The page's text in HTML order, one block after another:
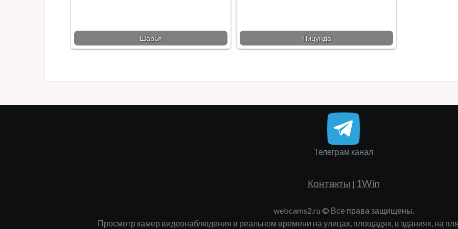
Шарья Пицунда
Телеграм канал
Контакты | 1Win
webcams2.ru © Все права защищены.
Просмотр камер видеонаблюдения в реальном времени на улицах, площадях, в зданиях, на